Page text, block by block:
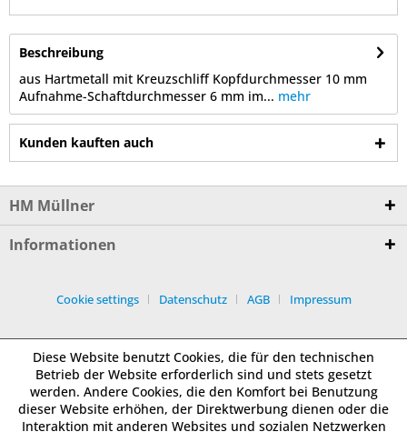
Beschreibung
aus Hartmetall mit Kreuzschliff Kopfdurchmesser 10 mm
Aufnahme-Schaftdurchmesser 6 mm im... mehr
Kunden kauften auch
HM Müllner
Informationen
Cookie settings Datenschutz AGB Impressum
Diese Website benutzt Cookies, die für den technischen
Betrieb der Website erforderlich sind und stets gesetzt
werden. Andere Cookies, die den Komfort bei Benutzung
dieser Website erhöhen, der Direktwerbung dienen oder die
Interaktion mit anderen Websites und sozialen Netzwerken